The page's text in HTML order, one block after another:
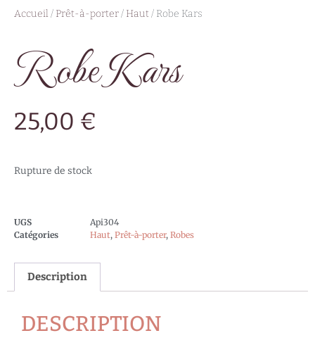
Accueil/ Prêt-à-porter/ Haut/ Robe Kars
Robe Kars
25,00 €
Rupture de stock
UGS
Api304
Catégories
Haut, Prêt-à-porter, Robes
Description
DESCRIPTION